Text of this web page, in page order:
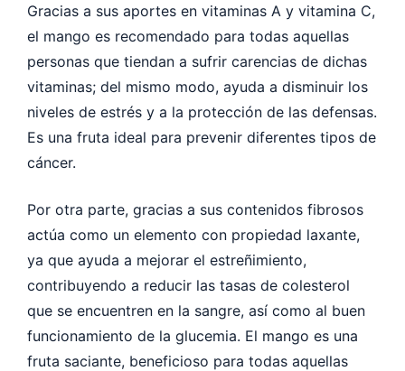
Gracias a sus aportes en vitaminas A y vitamina C,
el mango es recomendado para todas aquellas
personas que tiendan a sufrir carencias de dichas
vitaminas; del mismo modo, ayuda a disminuir los
niveles de estrés y a la protección de las defensas.
Es una fruta ideal para prevenir diferentes tipos de
cáncer.
Por otra parte, gracias a sus contenidos fibrosos
actúa como un elemento con propiedad laxante,
ya que ayuda a mejorar el estreñimiento,
contribuyendo a reducir las tasas de colesterol
que se encuentren en la sangre, así como al buen
funcionamiento de la glucemia. El mango es una
fruta saciante, beneficioso para todas aquellas